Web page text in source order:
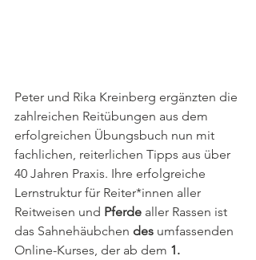
Peter und Rika Kreinberg ergänzten die
zahlreichen Reitübungen aus dem
erfolgreichen Übungsbuch nun mit
fachlichen, reiterlichen Tipps aus über
40 Jahren Praxis. Ihre erfolgreiche
Lernstruktur für Reiter*innen aller
Reitweisen und Pferde aller Rassen ist
das Sahnehäubchen des umfassenden
Online-Kurses, der ab dem 1.